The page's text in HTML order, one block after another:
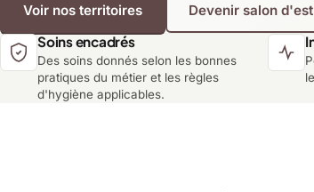
Lanaudière
Voir nos territoires Devenir salon
Soins encadrés
Des soins donnés selon les bonnes
pratiques du métier et les règles
d'hygiène applicables.